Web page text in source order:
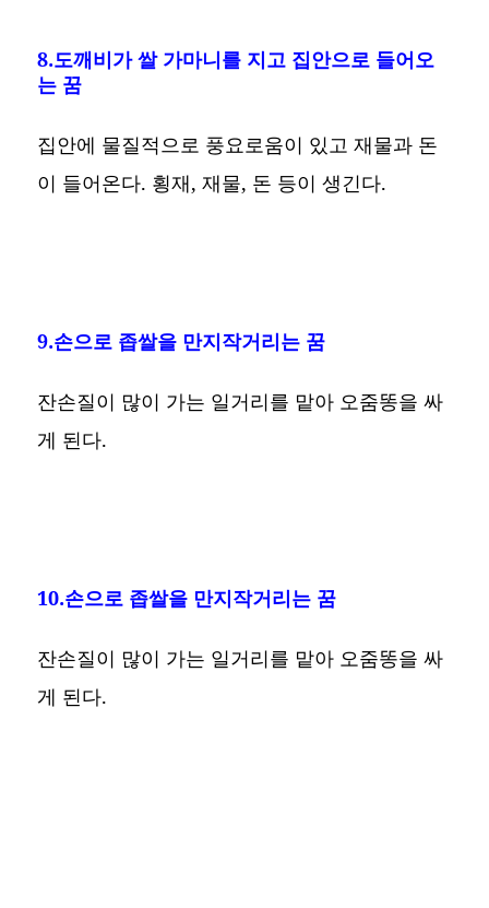
8.도깨비가 쌀 가마니를 지고 집안으로 들어오
는 꿈
집안에 물질적으로 풍요로움이 있고 재물과 돈
이 들어온다. 횡재, 재물, 돈 등이 생긴다.
9.손으로 좁쌀을 만지작거리는 꿈
잔손질이 많이 가는 일거리를 맡아 오줌똥을 싸
게 된다.
10.손으로 좁쌀을 만지작거리는 꿈
잔손질이 많이 가는 일거리를 맡아 오줌똥을 싸
게 된다.